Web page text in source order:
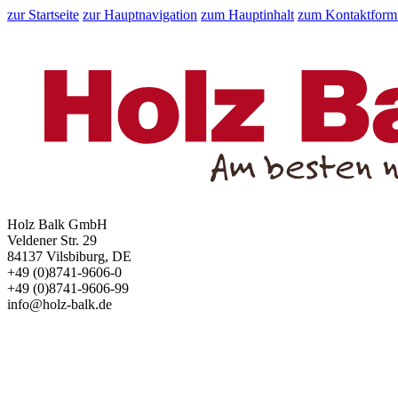
zur Startseite zur Hauptnavigation zum Hauptinhalt zum
Holz Balk GmbH
Veldener Str. 29
84137 Vilsbiburg, DE
+49 (0)8741-9606-0
+49 (0)8741-9606-99
info@holz-balk.de